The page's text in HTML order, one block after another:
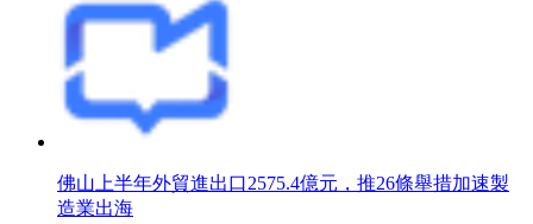
佛山上半年外貿進出口2575.4億元，推26條舉措加速製
造業出海